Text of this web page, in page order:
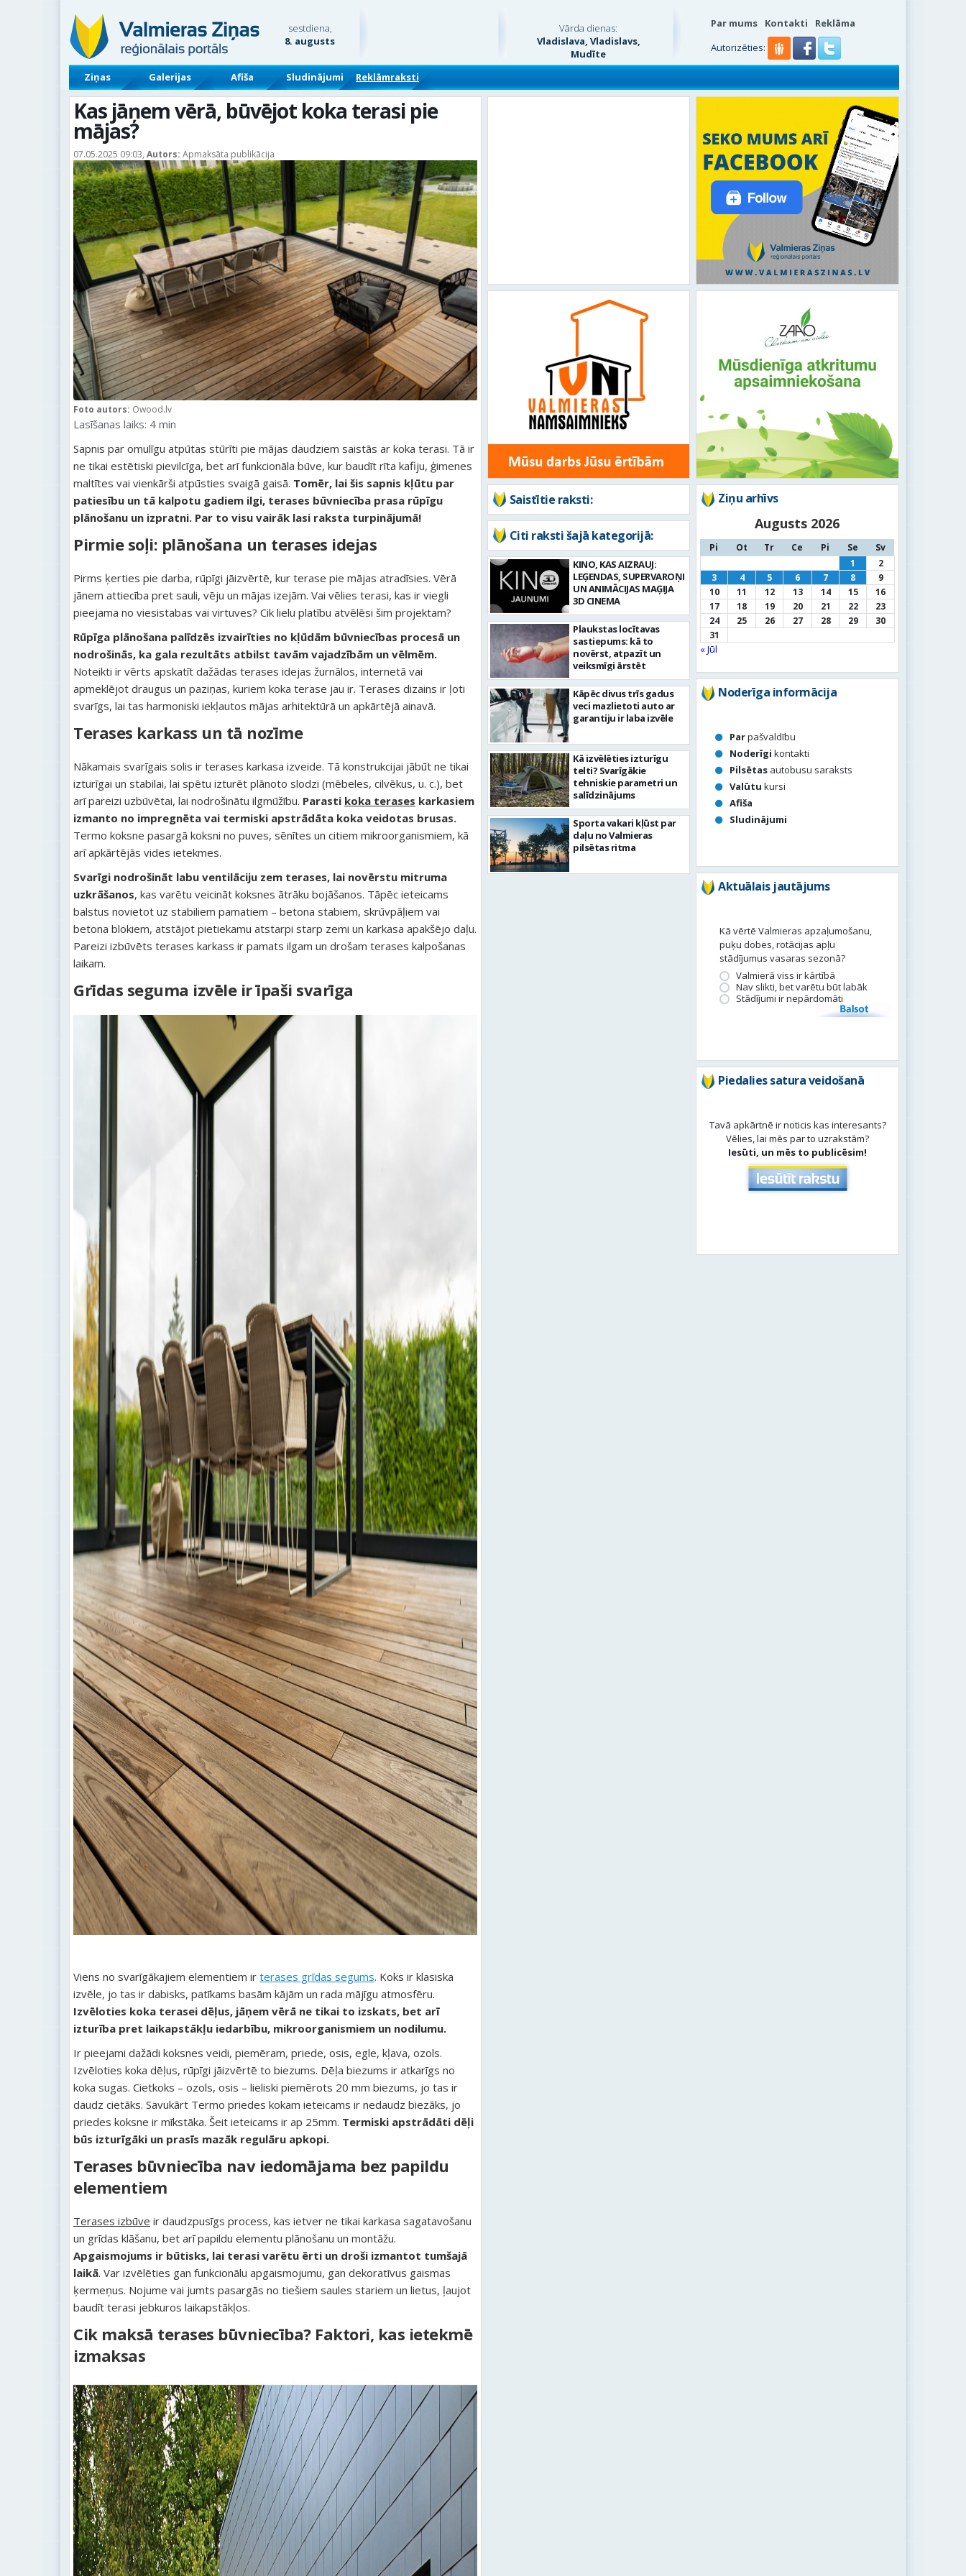
sestdiena,
8. augusts
Vārda dienas:
Vladislava, Vladislavs,
Mudīte
Par mums Kontakti
Reklāma
Autorizēties:
Ziņas Galerijas Afiša Sludinājumi Reklāmraksti
Kas jāņem vērā, būvējot koka terasi pie
mājas?
07.05.2025 09:03, Autors: Apmaksāta publikācija
Foto autors: Owood.lv
Lasīšanas laiks: 4 min
Sapnis par omulīgu atpūtas stūrīti pie mājas daudziem saistās ar koka terasi. Tā ir
ne tikai estētiski pievilcīga, bet arī funkcionāla būve, kur baudīt rīta kafiju, ģimenes
maltītes vai vienkārši atpūsties svaigā gaisā. Tomēr, lai šis sapnis kļūtu par
patiesību un tā kalpotu gadiem ilgi, terases būvniecība prasa rūpīgu
plānošanu un izpratni. Par to visu vairāk lasi raksta turpinājumā!
Pirmie soļi: plānošana un terases idejas
Pirms ķerties pie darba, rūpīgi jāizvērtē, kur terase pie mājas atradīsies. Vērā
jānem attiecība pret sauli, vēju un mājas izejām. Vai vēlies terasi, kas ir viegli
pieejama no viesistabas vai virtuves? Cik lielu platību atvēlēsi šim projektam?
Rūpīga plānošana palīdzēs izvairīties no kļūdām būvniecības procesā un
nodrošinās, ka gala rezultāts atbilst tavām vajadzībām un vēlmēm.
Noteikti ir vērts apskatīt dažādas terases idejas žurnālos, internetā vai
apmeklējot draugus un paziņas, kuriem koka terase jau ir. Terases dizains ir ļoti
svarīgs, lai tas harmoniski iekļautos mājas arhitektūrā un apkārtējā ainavā.
Terases karkass un tā nozīme
Nākamais svarīgais solis ir terases karkasa izveide. Tā konstrukcijai jābūt ne tikai
izturīgai un stabilai, lai spētu izturēt plānoto slodzi (mēbeles, cilvēkus, u. c.), bet
arī pareizi uzbūvētai, lai nodrošinātu ilgmūžību. Parasti koka terases karkasiem
izmanto no impregnēta vai termiski apstrādāta koka veidotas brusas.
Termo koksne pasargā koksni no puves, sēnītes un citiem mikroorganismiem, kā
arī apkārtējās vides ietekmes.
Svarīgi nodrošināt labu ventilāciju zem terases, lai novērstu mitruma
uzkrāšanos, kas varētu veicināt koksnes ātrāku bojāšanos. Tāpēc ieteicams
balstus novietot uz stabiliem pamatiem – betona stabiem, skrūvpāļiem vai
betona blokiem, atstājot pietiekamu atstarpi starp zemi un karkasa apakšējo daļu.
Pareizi izbūvēts terases karkass ir pamats ilgam un drošam terases kalpošanas
laikam.
Grīdas seguma izvēle ir īpaši svarīga
Viens no svarīgākajiem elementiem ir terases grīdas segums. Koks ir klasiska
izvēle, jo tas ir dabisks, patīkams basām kājām un rada mājīgu atmosfēru.
Izvēloties koka terasei dēļus, jāņem vērā ne tikai to izskats, bet arī
izturība pret laikapstākļu iedarbību, mikroorganismiem un nodilumu.
Ir pieejami dažādi koksnes veidi, piemēram, priede, osis, egle, kļava, ozols.
Izvēloties koka dēļus, rūpīgi jāizvērtē to biezums. Dēļa biezums ir atkarīgs no
koka sugas. Cietkoks – ozols, osis – lieliski piemērots 20 mm biezums, jo tas ir
daudz cietāks. Savukārt Termo priedes kokam ieteicams ir nedaudz biezāks, jo
priedes koksne ir mīkstāka. Šeit ieteicams ir ap 25mm. Termiski apstrādāti dēļi
būs izturīgāki un prasīs mazāk regulāru apkopi.
Terases būvniecība nav iedomājama bez papildu
elementiem
Terases izbūve ir daudzpusīgs process, kas ietver ne tikai karkasa sagatavošanu
un grīdas klāšanu, bet arī papildu elementu plānošanu un montāžu.
Apgaismojums ir būtisks, lai terasi varētu ērti un droši izmantot tumšajā
laikā. Var izvēlēties gan funkcionālu apgaismojumu, gan dekoratīvus gaismas
ķermeņus. Nojume vai jumts pasargās no tiešiem saules stariem un lietus, ļaujot
baudīt terasi jebkuros laikapstākļos.
Cik maksā terases būvniecība? Faktori, kas ietekmē
izmaksas
Saistītie raksti:
Citi raksti šajā kategorijā:
KINO, KAS AIZRAUJ:
LEĢENDAS, SUPERVAROŅI
UN ANIMĀCIJAS MAĢIJA
3D CINEMA
Plaukstas locītavas
sastiepums: kā to
novērst, atpazīt un
veiksmīgi ārstēt
Kāpēc divus trīs gadus
veci mazlietoti auto ar
garantiju ir laba izvēle
Kā izvēlēties izturīgu
telti? Svarīgākie
tehniskie parametri un
salīdzinājums
Sporta vakari kļūst par
daļu no Valmieras
pilsētas ritma
Ziņu arhīvs
Augusts 2026
Pi Ot Tr Ce Pi Se
Sv
1
2
3
4 5 6 7 8
9
10
11 12 13 14 15
16
17
18 19 20 21 22
23
24
25 26 27 28 29
30
31
« Jūl
Noderīga informācija
Parpašvaldību
Noderīgi kontakti
Pilsētas autobusu saraksts
Valūtu kursi
Afiša
Sludinājumi
Aktuālais jautājums
Kā vērtē Valmieras apzaļumošanu,
puķu dobes, rotācijas apļu
stādījumus vasaras sezonā?
Valmierā viss ir kārtībā
Nav slikti, bet varētu būt labāk
Stādījumi ir nepārdomāti
Balsot
Piedalies satura veidošanā
Tavā apkārtnē ir noticis kas interesants?
Vēlies, lai mēs par to uzrakstām?
Iesūti, un mēs to publicēsim!